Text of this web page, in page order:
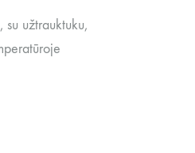
užtrauktuku,